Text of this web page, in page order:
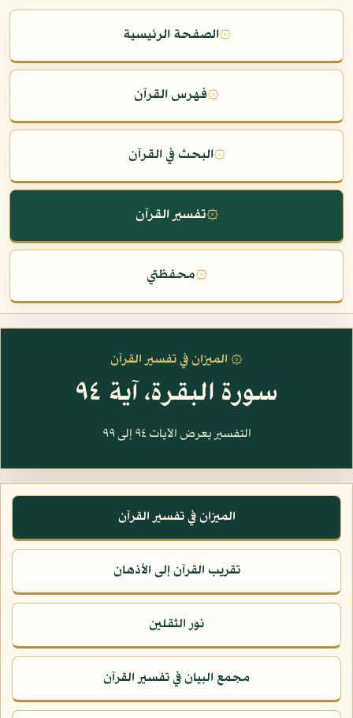
۞الصفحة الرئيسية
۞فهرس القرآن
۞البحث في القرآن
۞تفسير القرآن
۞محفظتي
۞ الميزان في تفسير القرآن
سورة البقرة، آية ٩٤
التفسير يعرض الآيات ٩٤ إلى ٩٩
الميزان في تفسير القرآن
تقريب القرآن إلى الأذهان
نور الثقلين
مجمع البيان في تفسير القرآن